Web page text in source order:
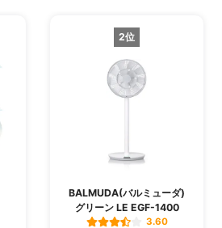
2位
BALMUDA(バルミューダ)
グリーン LE EGF-1400
3.60